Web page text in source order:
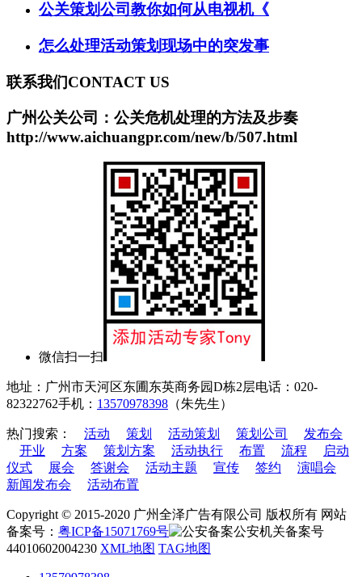
公关策划公司教你如何从电视机《
怎么处理活动策划现场中的突发事
联系我们CONTACT US
广州公关公司：公关危机处理的方法及步奏
http://www.aichuangpr.com/new/b/507.html
微信扫一扫
地址：广州市天河区东圃东英商务园D栋2层电话：020-
82322762手机： 13570978398 （朱先生）
热门搜索： 活动 策划 活动策划 策划公司
发布会
开业
方案 策划方案 活动执行 布置 流程
启动
仪式
展会 答谢会 活动主题 宣传 签约
演唱会
新闻发布会
活动布置
Copyright © 2015-2020 广州全泽广告有限公司 版权所有 网站
备案号： 粤ICP备15071769号
公安机关备案号
44010602004230 XML地图 TAG地图